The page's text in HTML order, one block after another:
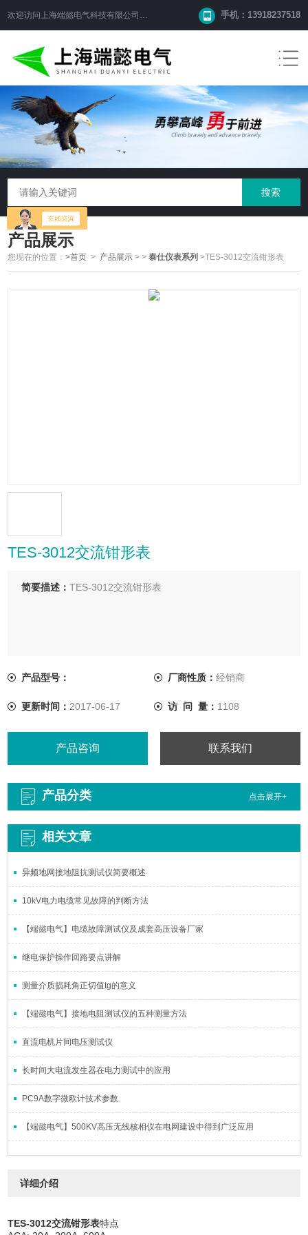
欢迎访问 上海端懿电气科技有限公司 网站！ 手机：13918237518
产品展示
您现在的位置：>首页 > 产品展示 >>泰仕仪表系列 >TES-3012交流钳形表
TES-3012交流钳形表
简要描述：TES-3012交流钳形表
产品型号： 厂商性质： 经销商
更新时间： 2017-06-17 访 问 量： 1108
产品咨询 联系我们
产品分类 点击展开+
相关文章
异频地网接地阻抗测试仪简要概述
10kV电力电缆常见故障的判断方法
【端懿电气】电缆故障测试仪及成套高压设备厂家
继电保护操作回路要点讲解
测量介质损耗角正切值tg的意义
【端懿电气】接地电阻测试仪的五种测量方法
直流电机片间电压测试仪
长时间大电流发生器在电力测试中的应用
PC9A数字微欧计技术参数
【端懿电气】500KV高压无线核相仪在电网建设中得到广泛应用
详细介绍
TES-3012交流钳形表特点